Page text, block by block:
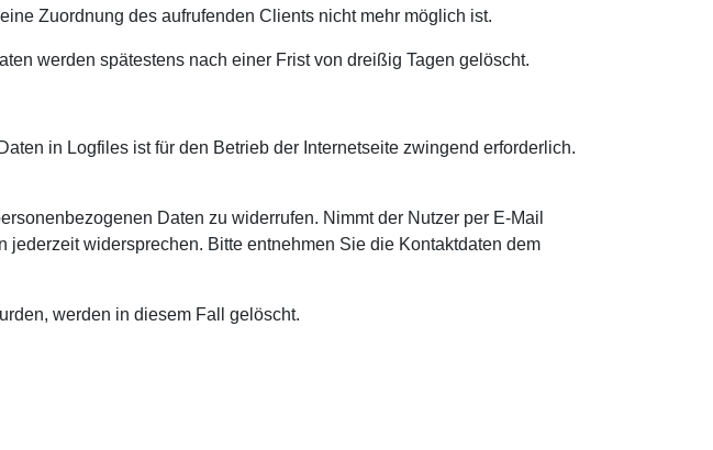
Zuordnung des aufrufenden Clients nicht mehr möglich ist.
werden spätestens nach einer Frist von dreißig Tagen gelöscht.
in Logfiles ist für den Betrieb der Internetseite zwingend erforderlich.
Daten zu widerrufen. Nimmt der Nutzer per E-Mail
widersprechen. Bitte entnehmen Sie die Kontaktdaten dem
werden in diesem Fall gelöscht.